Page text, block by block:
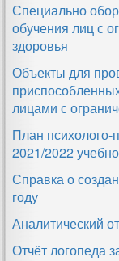
Специально
обучения лиц с
здоровья
Объекты для
лицами с
План психолого-
2021/2022
Справка о
году
Аналитический
Отчёт логопеда